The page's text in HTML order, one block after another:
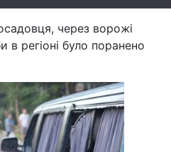
через ворожі
в регіоні було поранено